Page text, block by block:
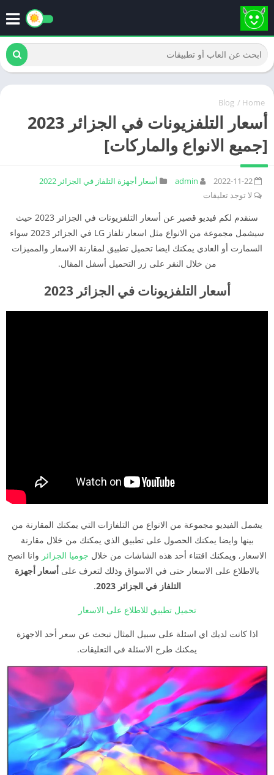
Home
/
Blog
أسعار التلفزيونات في الجزائر 2023
[جميع الانواع والماركات]
admin
أسعار أجهزة التلفاز في الجزائر 2022
لا توجد تعليقات
سنقدم لكم فيديو قصير عن أسعار التلفزيونات في الجزائر 2023 حيث
سيشمل مجموعة من الانواع مثل اسعار تلفاز LG في الجزائر 2023 سواء
السمارت أو العادي يمكنك ايضا تحميل تطبيق لمقارنة الاسعار والمميزات
من خلال النقر على زر التحميل أسفل المقال.
أسعار التلفزيونات في الجزائر 2023
يشمل الفيديو مجموعة من الانواع من التلفازات التي يمكنك المقارنة من
بينها وايضا يمكنك الحصول على تطبيق الذي يمكنك من خلال مقارنة
الاسعار, ويمكنك اقتناء أحد هذه الشاشات من خلال جوميا الجزائر وانا انصح
بالاطلاع على الاسعار حتى في الاسواق وذلك لتعرف على أسعار أجهزة
التلفاز في الجزائر 2023
.
تحميل تطبيق للاطلاع على الاسعار
اذا كانت لديك اي اسئلة على سبيل المثال تبحث عن سعر أحد الاجهزة
يمكنك طرح الاسئلة في التعليقات.